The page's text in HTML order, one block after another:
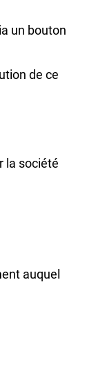
un bouton
de ce
la société
auquel